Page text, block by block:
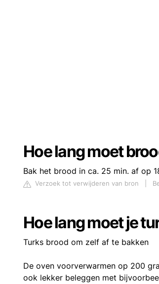
Hoe lang moet
Bak het brood in ca. 25 min. af op
Verzoek tot verwijderen van bron
Hoe lang moet je
Turks brood om zelf af te bakken
De oven voorverwarmen op 200
ook lekker beleggen met